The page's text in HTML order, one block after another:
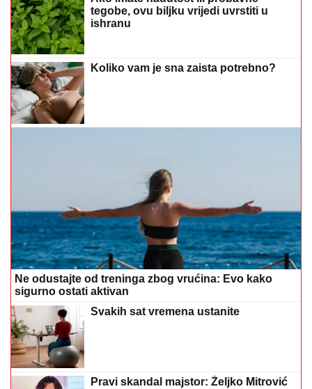
tegobe, ovu biljku vrijedi uvrstiti u
ishranu
Koliko vam je sna zaista potrebno?
Ne odustajte od treninga zbog vrućina: Evo kako
sigurno ostati aktivan
Svakih sat vremena ustanite
Pravi skandal majstor: Željko Mitrović